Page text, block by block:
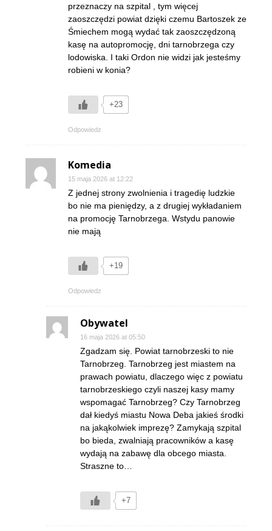
przeznaczy na szpital , tym więcej
zaoszczędzi powiat dzięki czemu Bartoszek ze
Śmiechem mogą wydać tak zaoszczędzoną
kasę na autopromocję, dni tarnobrzega czy
lodowiska. I taki Ordon nie widzi jak jesteśmy
robieni w konia?
+23
Odpowiedz
Komedia
15 maja 2026 at 12:22
Z jednej strony zwolnienia i tragedię ludzkie
bo nie ma pieniędzy, a z drugiej wykładaniem
na promocję Tarnobrzega. Wstydu panowie
nie mają
+19
Odpowiedz
Obywatel
16 maja 2026 at 05:50
Zgadzam się. Powiat tarnobrzeski to nie
Tarnobrzeg. Tarnobrzeg jest miastem na
prawach powiatu, dlaczego więc z powiatu
tarnobrzeskiego czyli naszej kasy mamy
wspomagać Tarnobrzeg? Czy Tarnobrzeg
dał kiedyś miastu Nowa Deba jakieś środki
na jakąkolwiek imprezę? Zamykają szpital
bo bieda, zwalniają pracowników a kasę
wydają na zabawę dla obcego miasta.
Straszne to…
+7